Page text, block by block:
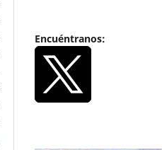
Encuéntranos: